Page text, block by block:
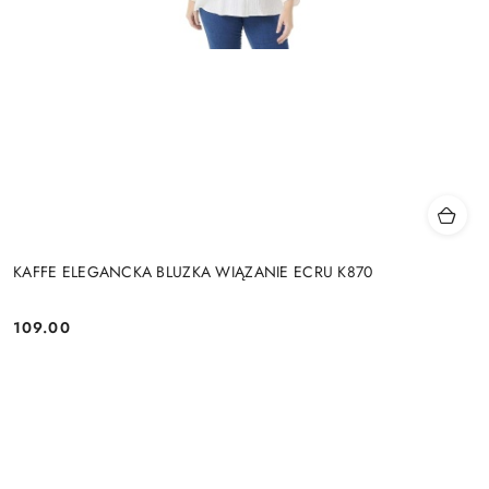
KAFFE ELEGANCKA BLUZKA WIĄZANIE ECRU K870
Cena:
109.00